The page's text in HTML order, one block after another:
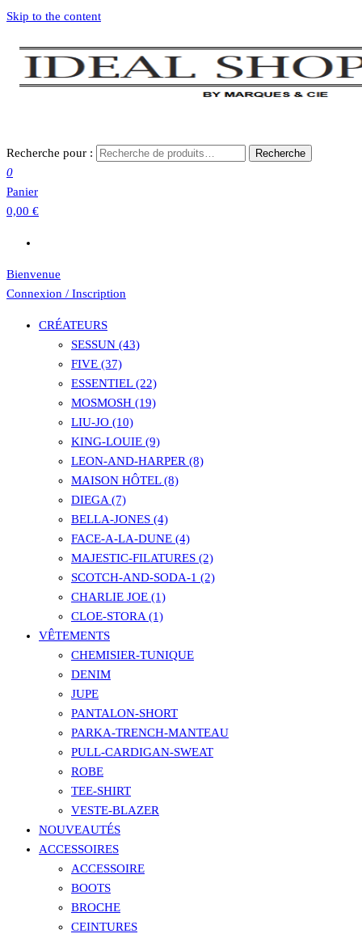
Skip to the content
Recherche pour : Recherche
0
Panier
0,00 €
Bienvenue
Connexion / Inscription
CRÉATEURS
SESSUN (43)
FIVE (37)
ESSENTIEL (22)
MOSMOSH (19)
LIU-JO (10)
KING-LOUIE (9)
LEON-AND-HARPER (8)
MAISON HÔTEL (8)
DIEGA (7)
BELLA-JONES (4)
FACE-A-LA-DUNE (4)
MAJESTIC-FILATURES (2)
SCOTCH-AND-SODA-1 (2)
CHARLIE JOE (1)
CLOE-STORA (1)
VÊTEMENTS
CHEMISIER-TUNIQUE
DENIM
JUPE
PANTALON-SHORT
PARKA-TRENCH-MANTEAU
PULL-CARDIGAN-SWEAT
ROBE
TEE-SHIRT
VESTE-BLAZER
NOUVEAUTÉS
ACCESSOIRES
ACCESSOIRE
BOOTS
BROCHE
CEINTURES